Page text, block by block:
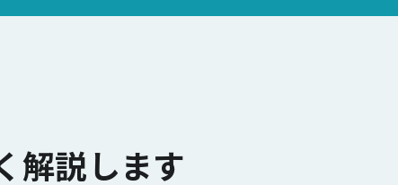
解説します